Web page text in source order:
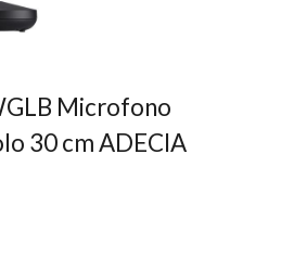
Microfono
30 cm ADECIA